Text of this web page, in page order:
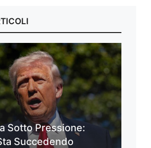
Sotto Pressione:
Succedendo